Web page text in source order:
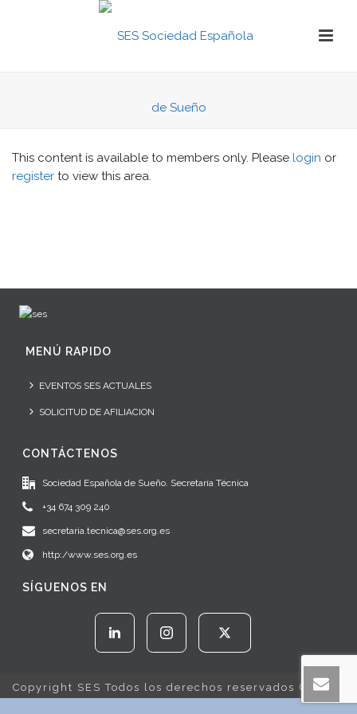
This content is available to members only. Please login or
register to view this area.
MENÚ RAPIDO
EVENTOS SES ACTUALES
SOLICITUD DE AFILIACION
CONTÁCTENOS
Sociedad Española de Sueño. Secretaría Técnica
+34 674 309 240
secretaria.tecnica@ses.org.es
http:/www.ses.org.es
SÍGUENOS EN
Copyright SES Todos los derechos reservados © 2022